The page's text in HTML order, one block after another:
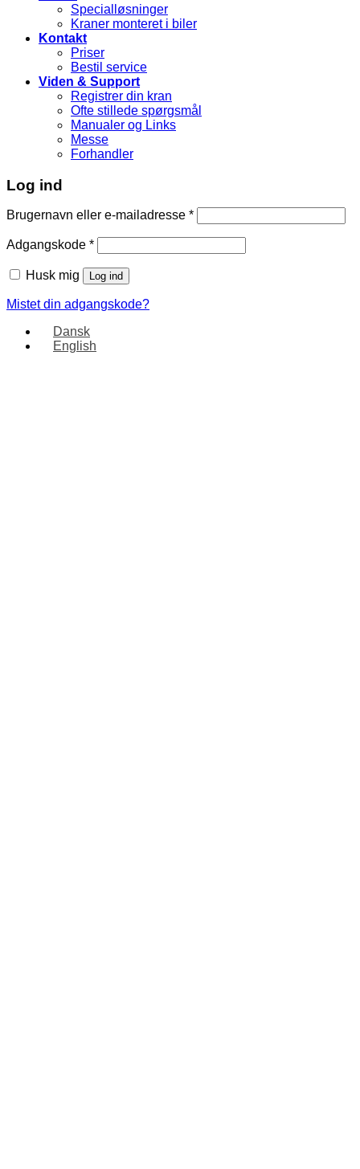
Specialløsninger
Kraner monteret i biler
Kontakt
Priser
Bestil service
Viden & Support
Registrer din kran
Ofte stillede spørgsmål
Manualer og Links
Messe
Forhandler
Log ind
Brugernavn eller e-mailadresse *
Adgangskode *
Husk mig Log ind
Mistet din adgangskode?
Dansk
English